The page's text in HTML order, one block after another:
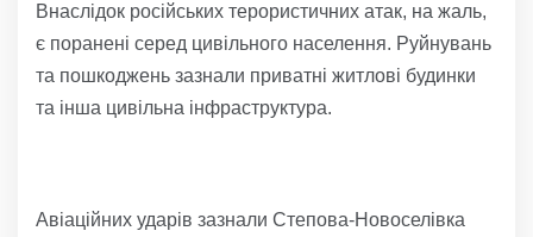
Внаслідок російських терористичних атак, на жаль,
є поранені серед цивільного населення. Руйнувань
та пошкоджень зазнали приватні житлові будинки
та інша цивільна інфраструктура.
Авіаційних ударів зазнали Степова-Новоселівка